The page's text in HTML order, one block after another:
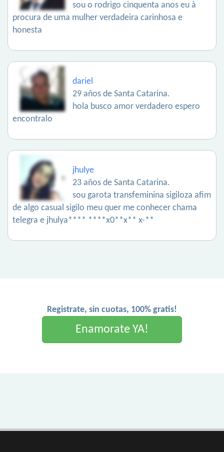
sou o rodrigo cinquenta anos eu à
procura de uma mulher verdadeira carinhosa e
honesta
dariel
29 años de Santa Catarina.
hola busco amor verdadero espero
encontralo
jhulye
23 años de Santa Catarina.
sou garota transfeminina sigiloza afim
de algo casual sigilo meu quer me conhecer chama
telegra e jhulya**** ****x0**x** x-**
Registrate, sin cuotas, 100% gratis!
Enamorate YA!